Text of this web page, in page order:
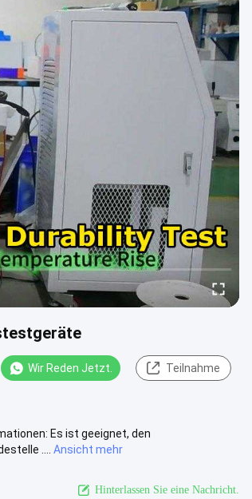
Wir Reden Jetzt. Teilnahme
Es ist geeignet, den
....
Ansicht mehr
Hinterlassen Sie eine Nachricht.